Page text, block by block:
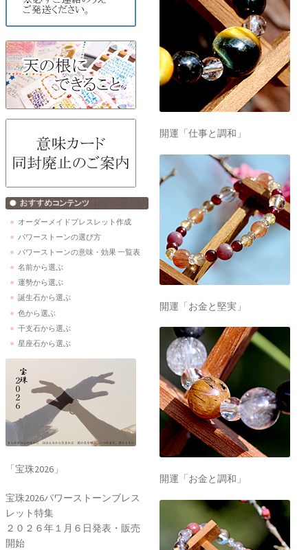
オーダーメイドブレスレット作成
パワーストーンの選び方
パワーストーンの意味・効果 一覧表
名前から選ぶ
運勢から選ぶ
誕生石から選ぶ
色から選ぶ
干支石から選ぶ
星座石から選ぶ
「宝珠2026」
宝珠2026パワーストーンブレス
レット特集
２０２６年１月６日発表・販売
開始
開運「仕事と調和」
開運「お金と堅実」
開運「お金と調和」